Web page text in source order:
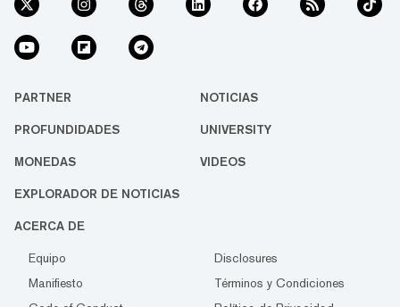
PARTNER NOTICIAS
PROFUNDIDADES UNIVERSITY
MONEDAS VIDEOS
EXPLORADOR DE NOTICIAS
ACERCA DE
Equipo
Disclosures
Manifiesto
Términos y Condiciones